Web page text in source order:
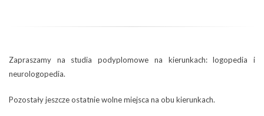
Zapraszamy na studia podyplomowe na kierunkach: logopedia i
neurologopedia.
Pozostały jeszcze ostatnie wolne miejsca na obu kierunkach.